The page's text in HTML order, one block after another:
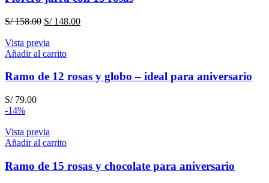
S/158.00 El
original
era:
S/148.00El
Vista previa
Añadir al carrito
Ramo de 12 rosas y globo – ideal para aniversario
S/79.00
-14%
Vista previa
Añadir al carrito
Ramo de 15 rosas y chocolate para aniversario